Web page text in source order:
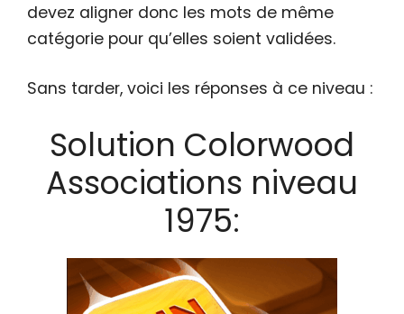
devez aligner donc les mots de même
catégorie pour qu’elles soient validées.
Sans tarder, voici les réponses à ce niveau :
Solution Colorwood
Associations niveau
1975: